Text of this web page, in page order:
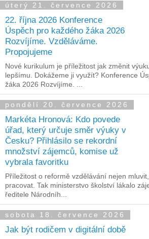
úterý 21. července 2026
22. října 2026 Konference
Úspěch pro každého žáka 2026
Rozvíjíme. Vzděláváme.
Propojujeme
Nové kurikulum je příležitost jak změnit
lepšímu. Dokážeme ji využít? Konference
žáka 2026 Rozvíjíme. ...
pondělí 20. července 2026
Markéta Hronová: Kdo povede
úřad, který určuje směr výuky v
Česku? Přihlásilo se rekordní
množství zájemců, komise už
vybrala favoritku
Příležitost o reformě vzdělávání nejen
pracovat. Tak ministerstvo školství lákalo
ředitele Národníh...
sobota 18. července 2026
Jak být rodičem v digitální době